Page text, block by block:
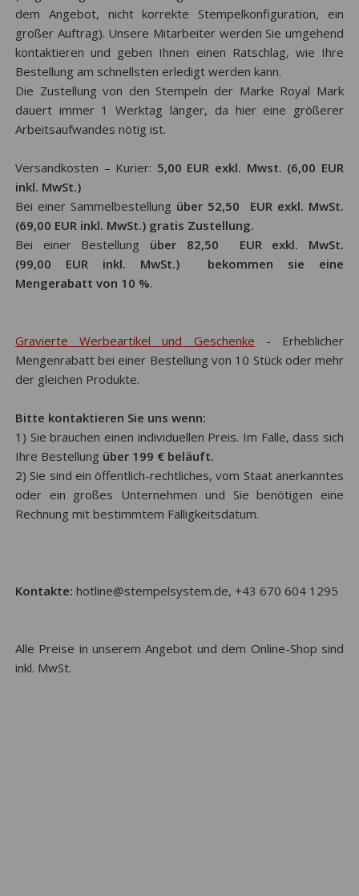
dem Angebot, nicht korrekte Stempelkonfiguration, ein
großer Auftrag). Unsere Mitarbeiter werden Sie umgehend
kontaktieren und geben Ihnen einen Ratschlag, wie Ihre
Bestellung am schnellsten erledigt werden kann.
Die Zustellung von den Stempeln der Marke Royal Mark
dauert immer 1 Werktag länger, da hier eine größerer
Arbeitsaufwandes nötig ist.
Versandkosten – Kurier: 5,00 EUR exkl. Mwst. (6,00 EUR
inkl. MwSt.)
Bei einer Sammelbestellung über 52,50
EUR exkl. MwSt.
(69,00 EUR inkl. MwSt.) gratis Zustellung.
Bei einer Bestellung über 82,50
EUR exkl. MwSt.
(99,00 EUR inkl. MwSt.) bekommen sie eine
Mengerabatt von 10 %.
Gravierte Werbeartikel und Geschenke - Erheblicher
Mengenrabatt bei einer Bestellung von 10 Stück oder mehr
der gleichen Produkte.
Bitte kontaktieren Sie uns wenn:
1) Sie brauchen einen individuellen Preis. Im Falle, dass sich
Ihre Bestellung über 199 € beläuft.
2) Sie sind ein öffentlich-rechtliches, vom Staat anerkanntes
oder ein großes Unternehmen und Sie benötigen eine
Rechnung mit bestimmtem Fälligkeitsdatum.
Kontakte: hotline@stempelsystem.de, +43 670 604 1295
Alle Preise in unserem Angebot und dem Online-Shop sind
inkl. MwSt.